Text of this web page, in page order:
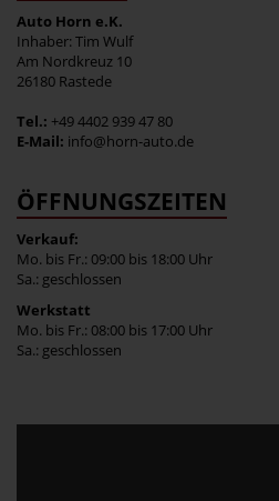
Auto Horn e.K.
Inhaber: Tim Wulf
Am Nordkreuz 10
26180 Rastede
Tel.: +49 4402 939 47 80
E-Mail: info@horn-auto.de
ÖFFNUNGSZEITEN
Verkauf:
Mo. bis Fr.: 09:00 bis 18:00 Uhr
Sa.: geschlossen
Werkstatt
Mo. bis Fr.: 08:00 bis 17:00 Uhr
Sa.: geschlossen